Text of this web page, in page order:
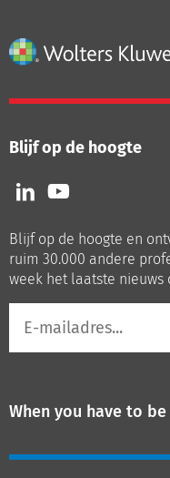
Blijf op de hoogte
Volg
ons
LinkedIn
Volg
ons
Youtube
Blijf op de hoogte en
ruim 30.000 andere
week het laatste nieuws
mailadres
When you have to